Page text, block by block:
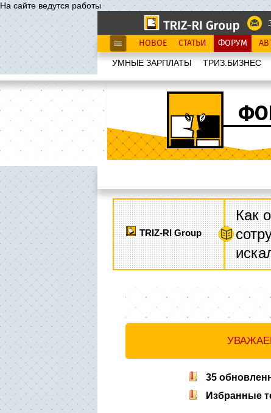
На сайте ведутся работы
НОВОЕ СТАТЬИ ФОРУМ
УМНЫЕ ЗАРПЛАТЫ ТРИЗ.БИЗНЕС
TRIZ-RI Group
Как
35
Избранные